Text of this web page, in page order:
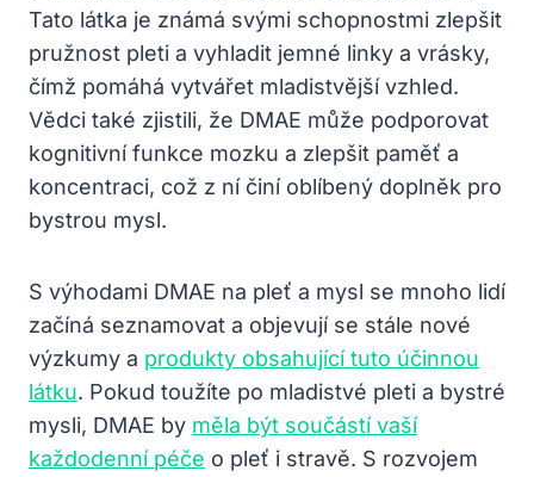
Tato látka je známá svými schopnostmi zlepšit
pružnost pleti a vyhladit jemné linky a vrásky,
čímž pomáhá vytvářet mladistvější vzhled.
Vědci také zjistili, že DMAE může podporovat
kognitivní funkce mozku a zlepšit paměť a
koncentraci, což z ní činí oblíbený doplněk pro
bystrou mysl.
S výhodami DMAE na pleť a mysl se mnoho lidí
začíná seznamovat a objevují se stále nové
výzkumy a produkty obsahující tuto účinnou
látku. Pokud toužíte po mladistvé pleti a bystré
mysli, DMAE by měla být součástí vaší
každodenní péče o pleť i stravě. S rozvojem